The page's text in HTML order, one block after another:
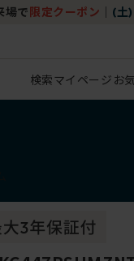
場で 限定クーポン (土
検索マイページ お